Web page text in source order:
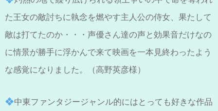
た王女の敵討ちに執念を燃やす主人公の侍女、果たして
敵は打てたのか・・・声優さん達の声と効果音だけなの
に情景が勝手に浮かんで来て映画を一本見終わったよう
な感覚になりました。（高野英彦様）
中東ファンタジージャンル的にはとっても好きな作品